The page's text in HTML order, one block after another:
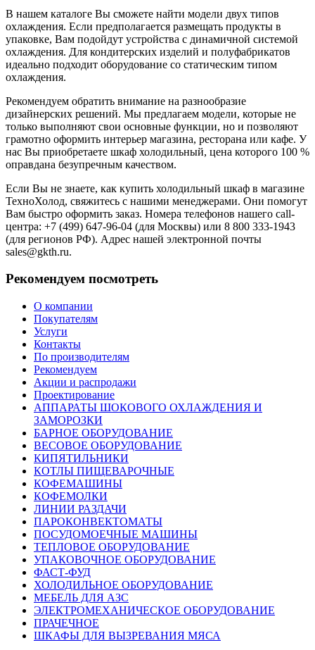
В нашем каталоге Вы сможете найти модели двух типов
охлаждения. Если предполагается размещать продукты в
упаковке, Вам подойдут устройства с динамичной системой
охлаждения. Для кондитерских изделий и полуфабрикатов
идеально подходит оборудование со статическим типом
охлаждения.
Рекомендуем обратить внимание на разнообразие
дизайнерских решений. Мы предлагаем модели, которые не
только выполняют свои основные функции, но и позволяют
грамотно оформить интерьер магазина, ресторана или кафе. У
нас Вы приобретаете шкаф холодильный, цена которого 100 %
оправдана безупречным качеством.
Если Вы не знаете, как купить холодильный шкаф в магазине
ТехноХолод, свяжитесь с нашими менеджерами. Они помогут
Вам быстро оформить заказ. Номера телефонов нашего call-
центра: +7 (499) 647-96-04 (для Москвы) или 8 800 333-1943
(для регионов РФ). Адрес нашей электронной почты
sales@gkth.ru.
Рекомендуем посмотреть
О компании
Покупателям
Услуги
Контакты
По производителям
Рекомендуем
Акции и распродажи
Проектирование
АППАРАТЫ ШОКОВОГО ОХЛАЖДЕНИЯ И
ЗАМОРОЗКИ
БАРНОЕ ОБОРУДОВАНИЕ
ВЕСОВОЕ ОБОРУДОВАНИЕ
КИПЯТИЛЬНИКИ
КОТЛЫ ПИЩЕВАРОЧНЫЕ
КОФЕМАШИНЫ
КОФЕМОЛКИ
ЛИНИИ РАЗДАЧИ
ПАРОКОНВЕКТОМАТЫ
ПОСУДОМОЕЧНЫЕ МАШИНЫ
ТЕПЛОВОЕ ОБОРУДОВАНИЕ
УПАКОВОЧНОЕ ОБОРУДОВАНИЕ
ФАСТ-ФУД
ХОЛОДИЛЬНОЕ ОБОРУДОВАНИЕ
МЕБЕЛЬ ДЛЯ АЗС
ЭЛЕКТРОМЕХАНИЧЕСКОЕ ОБОРУДОВАНИЕ
ПРАЧЕЧНОЕ
ШКАФЫ ДЛЯ ВЫЗРЕВАНИЯ МЯСА